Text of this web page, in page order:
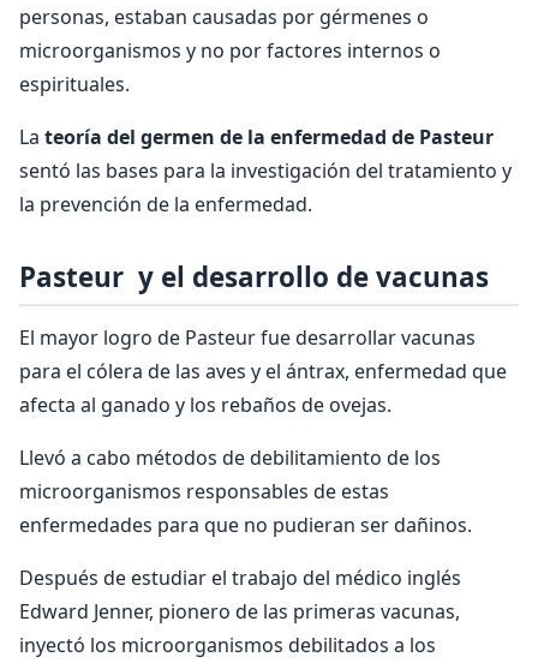
personas, estaban causadas por gérmenes o
microorganismos y no por factores internos o
espirituales.
La teoría del germen de la enfermedad de Pasteur
sentó las bases para la investigación del tratamiento y
la prevención de la enfermedad.
Pasteur y el desarrollo de vacunas
El mayor logro de Pasteur fue desarrollar vacunas
para el cólera de las aves y el ántrax, enfermedad que
afecta al ganado y los rebaños de ovejas.
Llevó a cabo métodos de debilitamiento de los
microorganismos responsables de estas
enfermedades para que no pudieran ser dañinos.
Después de estudiar el trabajo del médico inglés
Edward Jenner, pionero de las primeras vacunas,
inyectó los microorganismos debilitados a los